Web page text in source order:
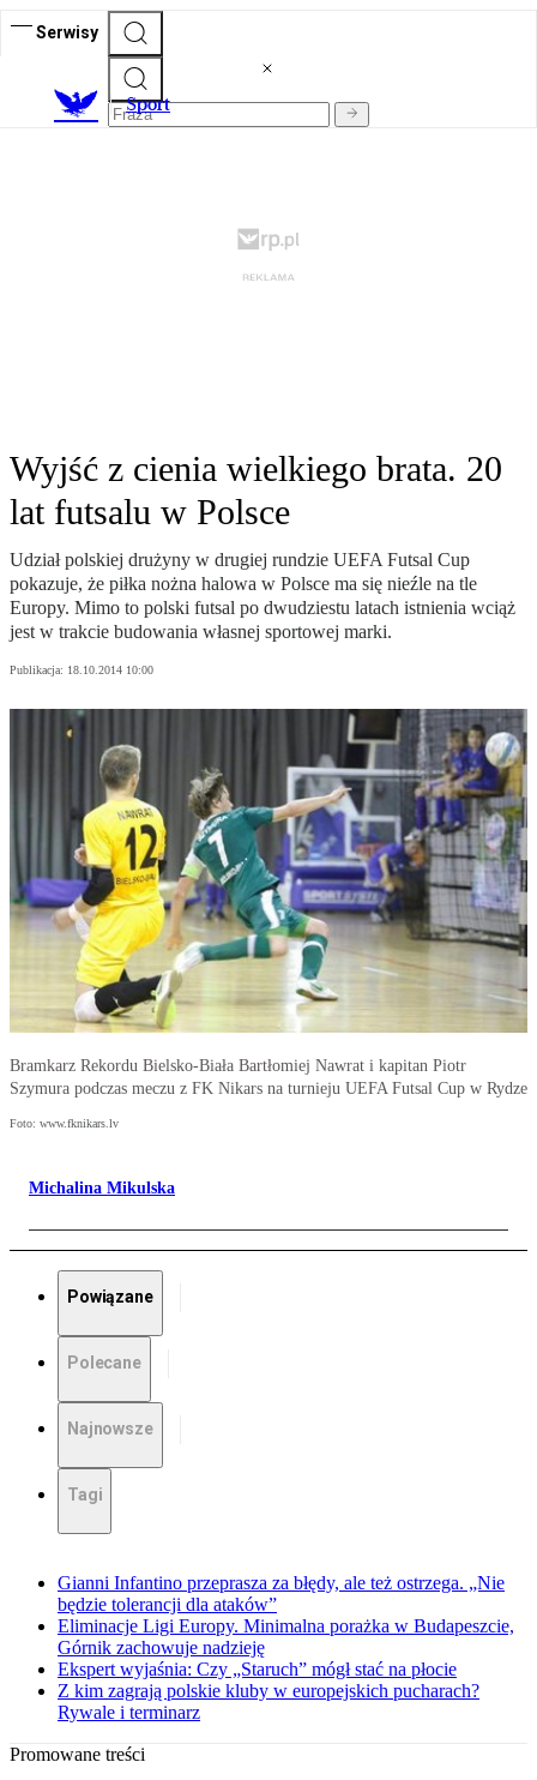
Serwisy
Sport
Wyjść z cienia wielkiego brata. 20
lat futsalu w Polsce
Udział polskiej drużyny w drugiej rundzie UEFA Futsal Cup
pokazuje, że piłka nożna halowa w Polsce ma się nieźle na tle
Europy. Mimo to polski futsal po dwudziestu latach istnienia wciąż
jest w trakcie budowania własnej sportowej marki.
Publikacja: 18.10.2014 10:00
Bramkarz Rekordu Bielsko-Biała Bartłomiej Nawrat i kapitan Piotr
Szymura podczas meczu z FK Nikars na turnieju UEFA Futsal Cup w Rydze
Foto: www.fknikars.lv
Michalina Mikulska
Powiązane
Polecane
Najnowsze
Tagi
Gianni Infantino przeprasza za błędy, ale też ostrzega. „Nie
będzie tolerancji dla ataków”
Eliminacje Ligi Europy. Minimalna porażka w Budapeszcie,
Górnik zachowuje nadzieję
Ekspert wyjaśnia: Czy „Staruch” mógł stać na płocie
Z kim zagrają polskie kluby w europejskich pucharach?
Rywale i terminarz
Promowane treści